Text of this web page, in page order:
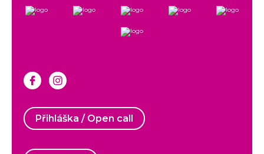
Přihláška / Open call